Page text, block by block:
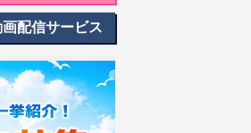
画配信サービス